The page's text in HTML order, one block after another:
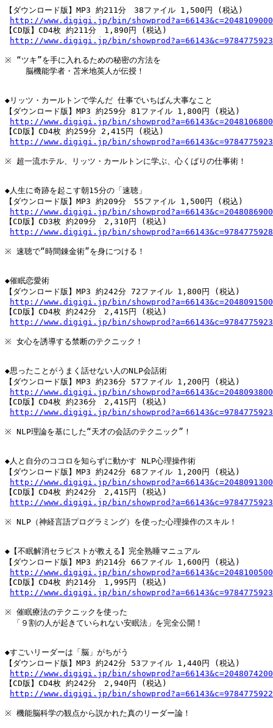
【ダウンロード版】MP3 約211分　38ファイル 1,500円 (税込)
http://www.digigi.jp/bin/
【CD版】CD4枚 約211分　1,890円 (税込)
http://www.digigi.jp/bin/
※ “ツキ”を手に入れるための秘密の方法を
脳機能学者・苫米地英人が伝授！
◆リッツ・カールトンで学んだ 仕事でいちばん大事なこと
【ダウンロード版】MP3 約259分 81ファイル 1,800円 (税込)
http://www.digigi.jp/bin/
【CD版】CD4枚 約259分 2,415円 (税込)
http://www.digigi.jp/bin/
※ 超一流ホテル、リッツ・カールトンに学ぶ、心くばりの仕事術！
◆人生に奇跡を起こす朝15分の「速聴」
【ダウンロード版】MP3 約209分　55ファイル 1,500円 (税込)
http://www.digigi.jp/bin/
【CD版】CD3枚 約209分　2,310円 (税込)
http://www.digigi.jp/bin/
※ 速聴で“時間錬金術”を身につける！
◆催眠恋愛術
【ダウンロード版】MP3 約242分 72ファイル 1,800円 (税込)
http://www.digigi.jp/bin/
【CD版】CD4枚 約242分　2,415円 (税込)
http://www.digigi.jp/bin/
※ 女心を誘導する禁断のテクニック！
◆思ったことがうまく話せない人のNLP会話術
【ダウンロード版】MP3 約236分 57ファイル 1,200円 (税込)
http://www.digigi.jp/bin/
【CD版】CD4枚 約236分　2,415円 (税込)
http://www.digigi.jp/bin/
※ NLP理論を基にした“天才の会話のテクニック”！
◆人と自分のココロを知らずに動かす NLP心理操作術
【ダウンロード版】MP3 約242分 68ファイル 1,200円 (税込)
http://www.digigi.jp/bin/
【CD版】CD4枚 約242分　2,415円 (税込)
http://www.digigi.jp/bin/
※ NLP（神経言語プログラミング）を使った心理操作のスキル！
◆【不眠解消セラピストが教える】完全熟睡マニュアル
【ダウンロード版】MP3 約214分 66ファイル 1,600円 (税込)
http://www.digigi.jp/bin/
【CD版】CD4枚 約214分　1,995円 (税込)
http://www.digigi.jp/bin/
※ 催眠療法のテクニックを使った
「９割の人が起きていられない安眠法」を完全公開！
◆すごいリーダーは「脳」がちがう
【ダウンロード版】MP3 約242分 53ファイル 1,440円 (税込)
http://www.digigi.jp/bin/
【CD版】CD4枚 約242分　2,940円 (税込)
http://www.digigi.jp/bin/
※ 機能脳科学の観点から説かれた真のリーダー論！